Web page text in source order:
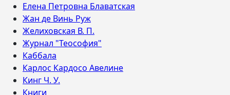
Елена Петровна Блаватская
Жан де Винь Руж
Желиховская В. П.
Журнал "Теософия"
Каббала
Карлос Кардосо Авелине
Кинг Ч. У.
Книги